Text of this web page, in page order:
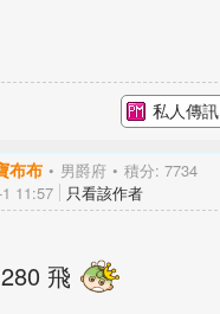
私人傳訊
布布 男爵府 積分: 7734
11:57 只看該作者
飛